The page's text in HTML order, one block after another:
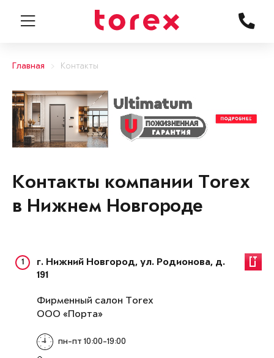
Главная Контакты
Контакты компании Torex
в Нижнем Новгороде
1
г. Нижний Новгород, ул. Родионова, д.
191
Фирменный салон Torex
ООО «Порта»
пн-пт 10:00-19:00